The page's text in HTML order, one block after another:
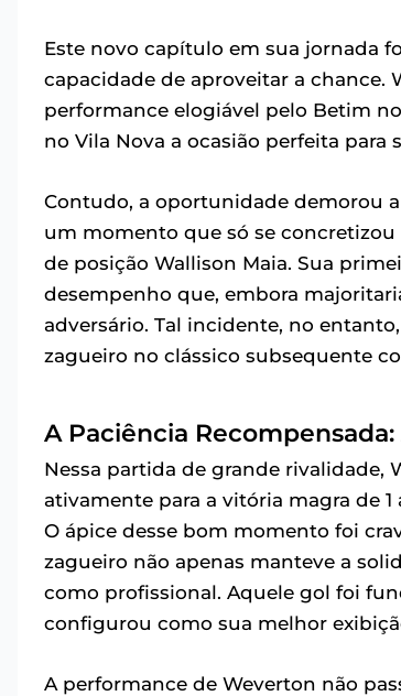
Este novo capítulo em sua jornada
capacidade de aproveitar a chance.
performance elogiável pelo Betim
no Vila Nova a ocasião perfeita
Contudo, a oportunidade demorou a
um momento que só se concretizou
de posição Wallison Maia. Sua
desempenho que, embora
adversário. Tal incidente, no
zagueiro no clássico subsequente
A Paciência
Nessa partida de grande
ativamente para a vitória magra de
O ápice desse bom momento foi
zagueiro não apenas manteve a
como profissional. Aquele gol foi
configurou como sua melhor
A performance de Weverton não